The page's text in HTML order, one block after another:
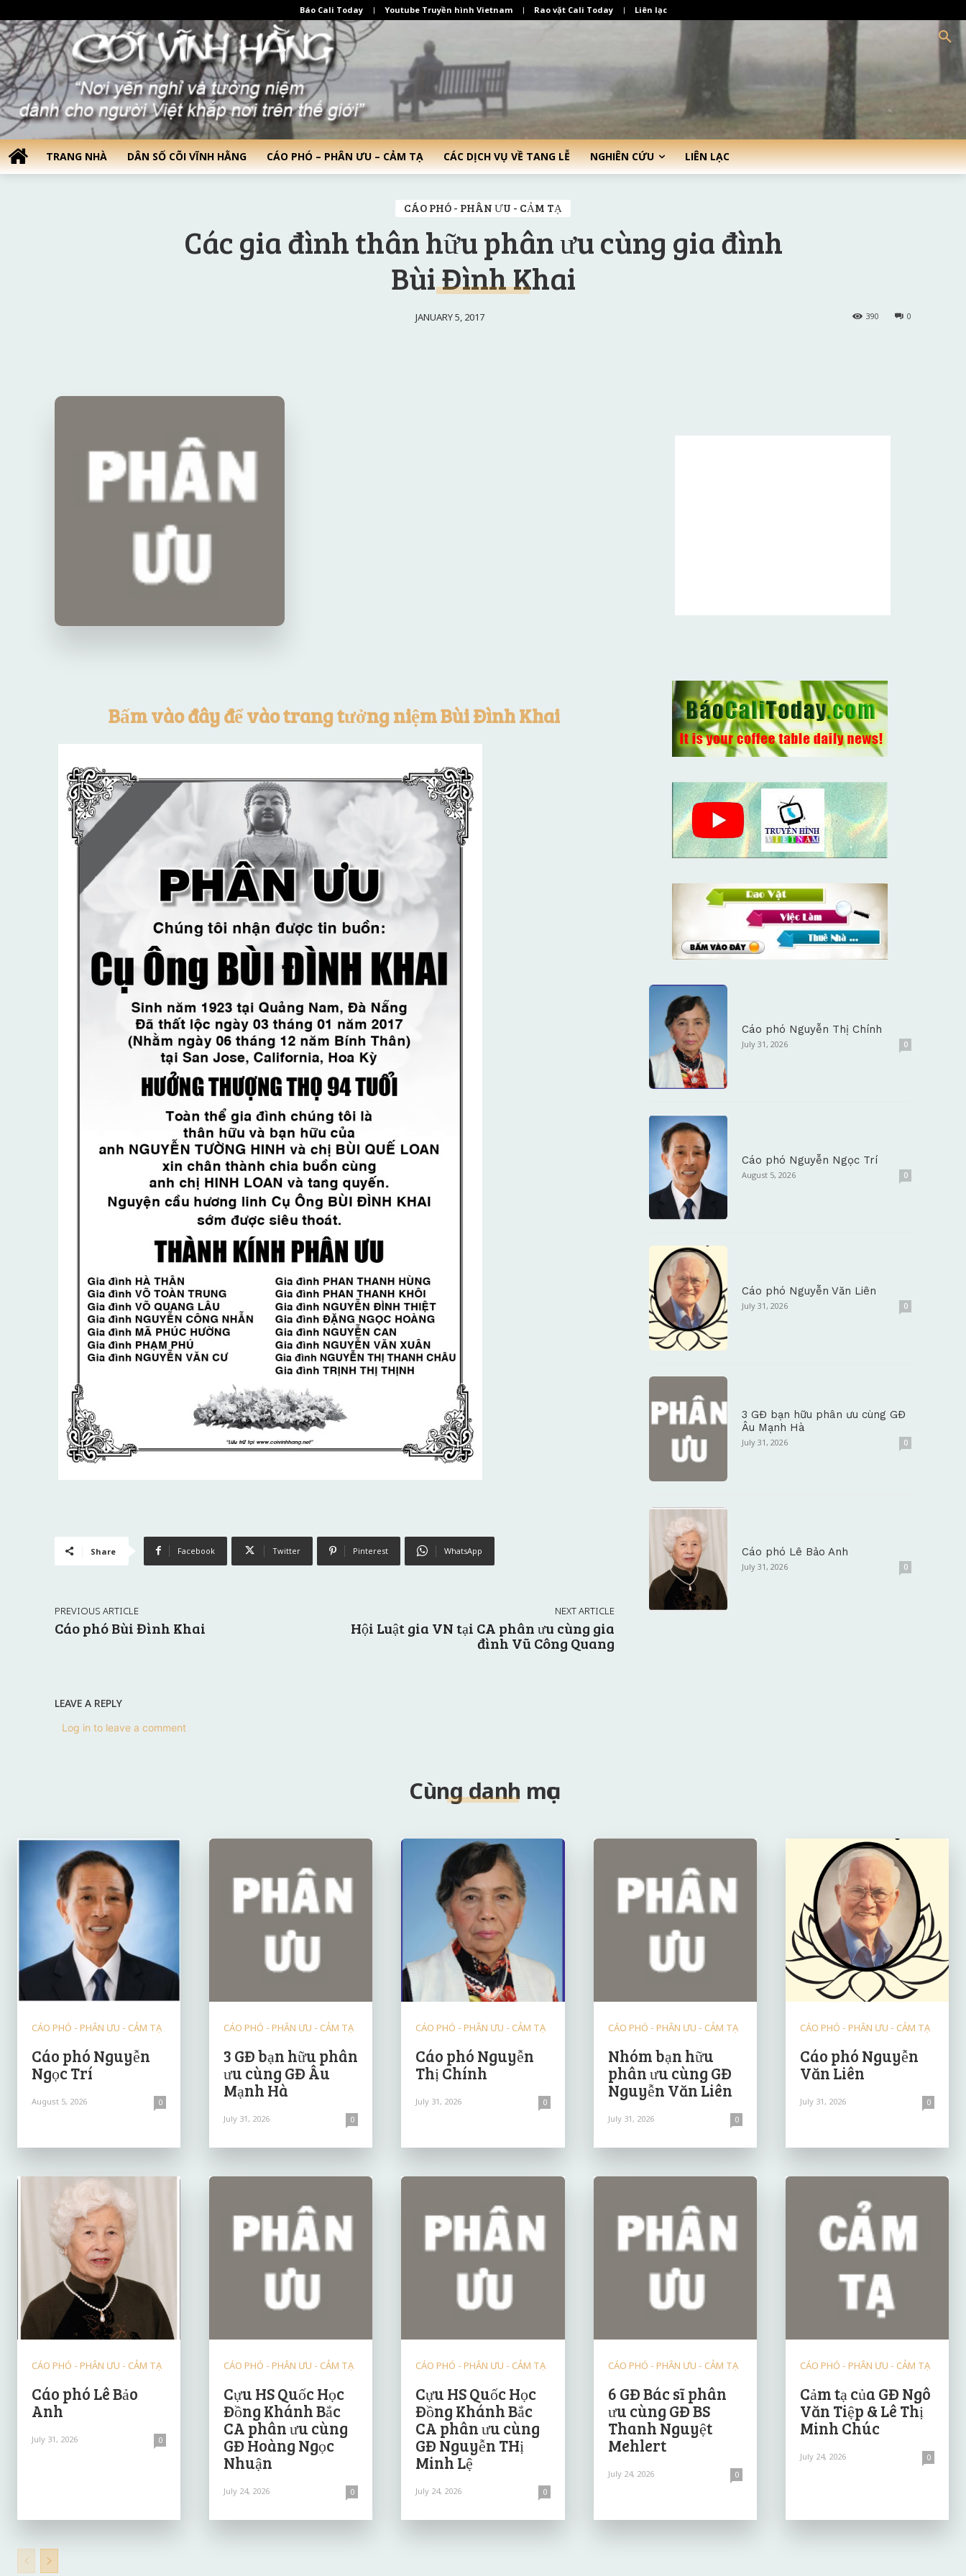
Báo Cali Today Youtube Truyền hình Vietnam Rao vặt Cali Today Liên lạc
TRANG NHÀ DÂN SỐ CÕI VĨNH HẰNG CÁO PHÓ – PHÂN ƯU – CẢM TẠ CÁC DỊCH VỤ VỀ TANG LỄ NGHIÊN CỨU LIÊN LẠC
CÁO PHÓ - PHÂN ƯU - CẢM TẠ
Các gia đình thân hữu phân ưu cùng gia đình
Bùi Đình Khai
JANUARY 5, 2017 0
390
Bấm vào đây để vào trang tưởng niệm Bùi Đình Khai
Share Facebook Twitter Pinterest WhatsApp
PREVIOUS ARTICLE
Cáo phó Bùi Đình Khai
NEXT ARTICLE
Hội Luật gia VN tại CA phân ưu cùng gia
đình Vũ Công Quang
LEAVE A REPLY
Log in to leave a comment
Cáo phó Nguyễn Thị Chính
July 31, 2026 0
Cáo phó Nguyễn Ngọc Trí
August 5, 2026 0
Cáo phó Nguyễn Văn Liên
July 31, 2026 0
3 GĐ bạn hữu phân ưu cùng GĐ
Âu Mạnh Hà
July 31, 2026 0
Cáo phó Lê Bảo Anh
July 31, 2026 0
Cùng danh mục
CÁO PHÓ - PHÂN ƯU - CẢM TẠ
Cáo phó Nguyễn
Ngọc Trí
August 5, 2026 0
CÁO PHÓ - PHÂN ƯU - CẢM TẠ
3 GĐ bạn hữu phân
ưu cùng GĐ Âu
Mạnh Hà
July 31, 2026 0
CÁO PHÓ - PHÂN ƯU - CẢM TẠ
Cáo phó Nguyễn
Thị Chính
July 31, 2026 0
CÁO PHÓ - PHÂN ƯU - CẢM TẠ
Nhóm bạn hữu
phân ưu cùng GĐ
Nguyễn Văn Liên
July 31, 2026 0
CÁO PHÓ - PHÂN ƯU - CẢM TẠ
Cáo phó Nguyễn
Văn Liên
July 31, 2026 0
CÁO PHÓ - PHÂN ƯU - CẢM TẠ
Cáo phó Lê Bảo
Anh
July 31, 2026 0
CÁO PHÓ - PHÂN ƯU - CẢM TẠ
Cựu HS Quốc Học
Đồng Khánh Bắc
CA phân ưu cùng
GĐ Hoàng Ngọc
Nhuận
July 24, 2026 0
CÁO PHÓ - PHÂN ƯU - CẢM TẠ
Cựu HS Quốc Học
Đồng Khánh Bắc
CA phân ưu cùng
GĐ Nguyễn THị
Minh Lệ
July 24, 2026 0
CÁO PHÓ - PHÂN ƯU - CẢM TẠ
6 GĐ Bác sĩ phân
ưu cùng GĐ BS
Thanh Nguyệt
Mehlert
July 24, 2026 0
CÁO PHÓ - PHÂN ƯU - CẢM TẠ
Cảm tạ của GĐ Ngô
Văn Tiệp & Lê Thị
Minh Chúc
July 24, 2026 0